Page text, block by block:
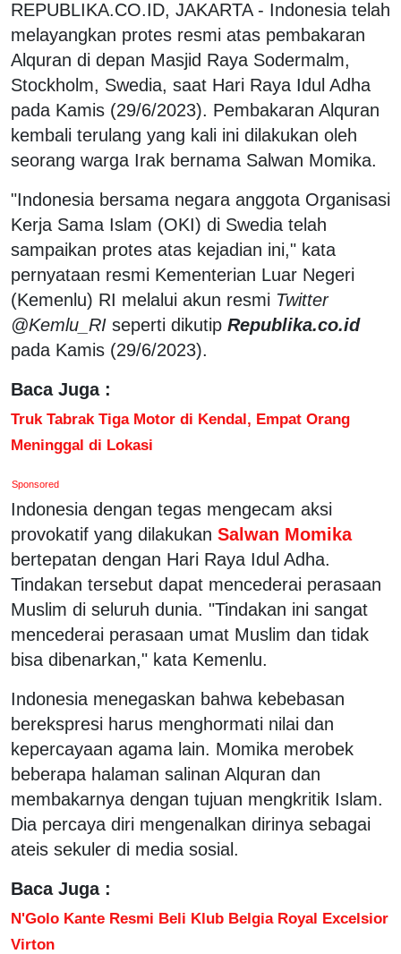
REPUBLIKA.CO.ID, JAKARTA - Indonesia telah
melayangkan protes resmi atas pembakaran
Alquran di depan Masjid Raya Sodermalm,
Stockholm, Swedia, saat Hari Raya Idul Adha
pada Kamis (29/6/2023). Pembakaran Alquran
kembali terulang yang kali ini dilakukan oleh
seorang warga Irak bernama Salwan Momika.
"Indonesia bersama negara anggota Organisasi
Kerja Sama Islam (OKI) di Swedia telah
sampaikan protes atas kejadian ini," kata
pernyataan resmi Kementerian Luar Negeri
(Kemenlu) RI melalui akun resmi Twitter
@Kemlu_RI seperti dikutip Republika.co.id
pada Kamis (29/6/2023).
Baca Juga :
Truk Tabrak Tiga Motor di Kendal, Empat Orang
Meninggal di Lokasi
Sponsored
Indonesia dengan tegas mengecam aksi
provokatif yang dilakukan Salwan Momika
bertepatan dengan Hari Raya Idul Adha.
Tindakan tersebut dapat mencederai perasaan
Muslim di seluruh dunia. "Tindakan ini sangat
mencederai perasaan umat Muslim dan tidak
bisa dibenarkan," kata Kemenlu.
Indonesia menegaskan bahwa kebebasan
berekspresi harus menghormati nilai dan
kepercayaan agama lain. Momika merobek
beberapa halaman salinan Alquran dan
membakarnya dengan tujuan mengkritik Islam.
Dia percaya diri mengenalkan dirinya sebagai
ateis sekuler di media sosial.
Baca Juga :
N'Golo Kante Resmi Beli Klub Belgia Royal Excelsior
Virton